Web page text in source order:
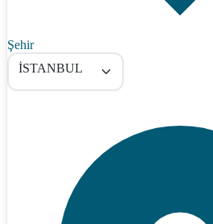
Şehir
İSTANBUL